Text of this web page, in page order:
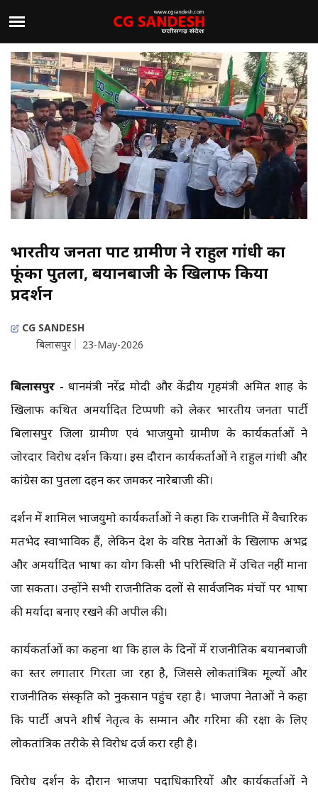
भारतीय जनता पार्टी ग्रामीण ने राहुल गांधी का
फूंका पुतला, बयानबाजी के खिलाफ किया
प्रदर्शन
CG SANDESH
बिलासपुर
23-May-2026
बिलासपुर -प्रधानमंत्री नरेंद्र मोदी और केंद्रीय गृहमंत्री अमित शाह के
खिलाफ कथित अमर्यादित टिप्पणी को लेकर भारतीय जनता पार्टी
बिलासपुर जिला ग्रामीण एवं भाजयुमो ग्रामीण के कार्यकर्ताओं ने
जोरदार विरोध प्रदर्शन किया। इस दौरान कार्यकर्ताओं ने राहुल गांधी और
कांग्रेस का पुतला दहन कर जमकर नारेबाजी की।
प्रदर्शन में शामिल भाजयुमो कार्यकर्ताओं ने कहा कि राजनीति में वैचारिक
मतभेद स्वाभाविक हैं, लेकिन देश के वरिष्ठ नेताओं के खिलाफ अभद्र
और अमर्यादित भाषा का प्रयोग किसी भी परिस्थिति में उचित नहीं माना
जा सकता। उन्होंने सभी राजनीतिक दलों से सार्वजनिक मंचों पर भाषा
की मर्यादा बनाए रखने की अपील की।
कार्यकर्ताओं का कहना था कि हाल के दिनों में राजनीतिक बयानबाजी
का स्तर लगातार गिरता जा रहा है, जिससे लोकतांत्रिक मूल्यों और
राजनीतिक संस्कृति को नुकसान पहुंच रहा है। भाजपा नेताओं ने कहा
कि पार्टी अपने शीर्ष नेतृत्व के सम्मान और गरिमा की रक्षा के लिए
लोकतांत्रिक तरीके से विरोध दर्ज करा रही है।
विरोध प्रदर्शन के दौरान भाजपा पदाधिकारियों और कार्यकर्ताओं ने